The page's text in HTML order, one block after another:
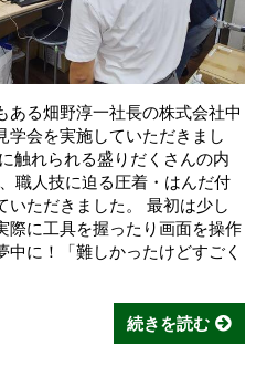
ある畑野淳一社長の株式会社中
学会を実施していただきまし
触れられる盛りだくさんの内
職人技に迫る圧着・はんだ付
いただきました。 最初は少し
際に工具を握ったり画面を操作
中に！「難しかったけどすごく
続きを読む